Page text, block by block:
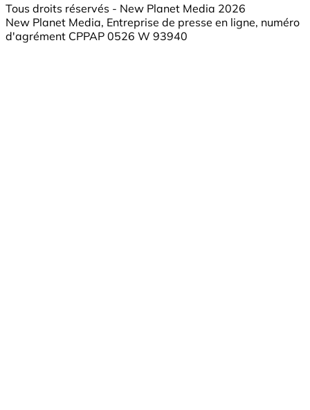
Tous droits réservés - New Planet Media 2026
New Planet Media, Entreprise de presse en ligne, numéro
d'agrément CPPAP 0526 W 93940